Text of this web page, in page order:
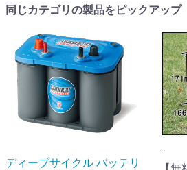
同じカテゴリの製品をピックアップ
ディープサイクル バッテリ
...